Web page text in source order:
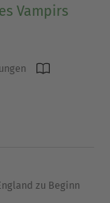
Vampirs
zu Beginn